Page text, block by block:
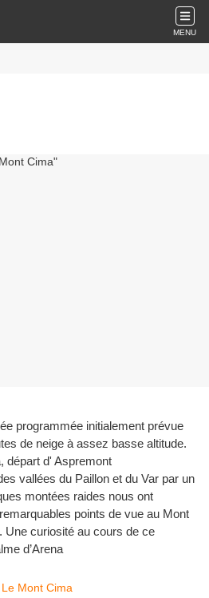
MENU
programmée initialement prévue
de neige à assez basse altitude.
départ d' Aspremont
vallées du Paillon et du Var par un
montées raides nous ont
points de vue au Mont
Une curiosité au cours de ce
d’Arena